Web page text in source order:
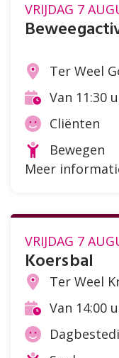
VRIJDAG 7
LocatieTer Weel
Tijd Van 11:30
Doelgroep
Cliënten
Soort
activiteit
Bewegen
Meer
Koersbal
VRIJDAG 7
LocatieTer Weel
Tijd Van 14:00
Doelgroep